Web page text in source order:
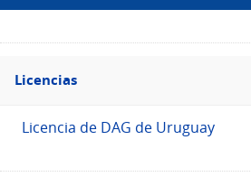
Filtro
Licencias
Licencias
Licencia de DAG de Uruguay